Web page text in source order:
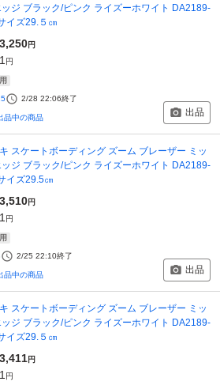
ッジ ブラック/ピンク ライズーホワイト DA2189-
イズ29.５㎝
3,250円
1 円
2/28 22:06終了
品中の商品 出品
スケートボーディング ズーム ブレーザー ミッ
ッジ ブラック/ピンク ライズーホワイト DA2189-
イズ29.5㎝
3,510円
1 円
2/25 22:10終了
品中の商品 出品
スケートボーディング ズーム ブレーザー ミッ
ッジ ブラック/ピンク ライズーホワイト DA2189-
イズ29.５㎝
3,411円
1 円